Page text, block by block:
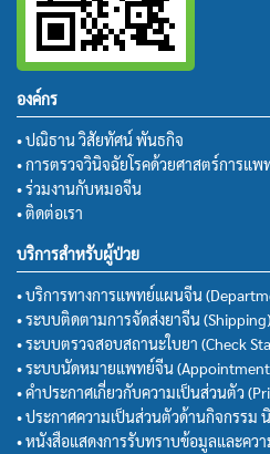
องค์กร
• ปณิธาน วิสัยทัศน์ พันธกิจ
• การตรวจวินิจฉัยโรคด้วยศาสตร์การแ
• ร่วมงานกับหมอจีน
• ติดต่อเรา
บริการสำหรับผู้ป่วย
• บริการทางการแพทย์แผนจีน
• ระบบติดตามการจัดส่งยาจีน (Shipping)
• ระบบตรวจสอบสถานะใบยา (Check
• ระบบนัดหมายแพทย์จีน
• คำประกาศเกี่ยวกับความเป็นส่วนตัว
• ประกาศความเป็นส่วนตัวด้านกิจกรรม
• หนังสือแสดงการรับทราบข้อมูลและคว